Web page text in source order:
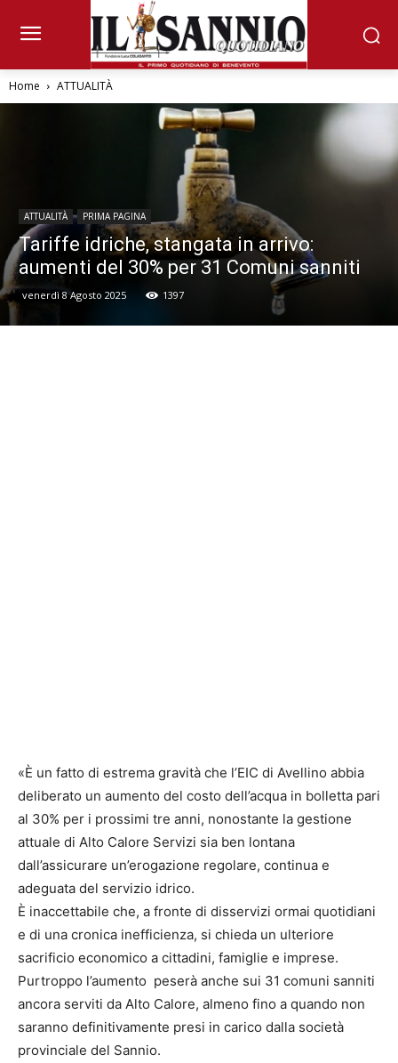
Home ATTUALITÀ
ATTUALITÀ PRIMA PAGINA
Tariffe idriche, stangata in arrivo:
aumenti del 30% per 31 Comuni sanniti
venerdì 8 Agosto 2025 1397
«È un fatto di estrema gravità che l’EIC di Avellino abbia
deliberato un aumento del costo dell’acqua in bolletta pari
al 30% per i prossimi tre anni, nonostante la gestione
attuale di Alto Calore Servizi sia ben lontana
dall’assicurare un’erogazione regolare, continua e
adeguata del servizio idrico.
È inaccettabile che, a fronte di disservizi ormai quotidiani
e di una cronica inefficienza, si chieda un ulteriore
sacrificio economico a cittadini, famiglie e imprese.
Purtroppo l’aumento peserà anche sui 31 comuni sanniti
ancora serviti da Alto Calore, almeno fino a quando non
saranno definitivamente presi in carico dalla società
provinciale del Sannio.